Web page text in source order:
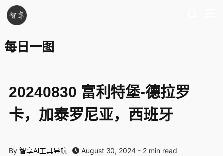
每日一图
20240830 富利特堡-德拉罗
卡，加泰罗尼亚，西班牙
By 智享AI工具导航 August 30, 2024 - 2 min read